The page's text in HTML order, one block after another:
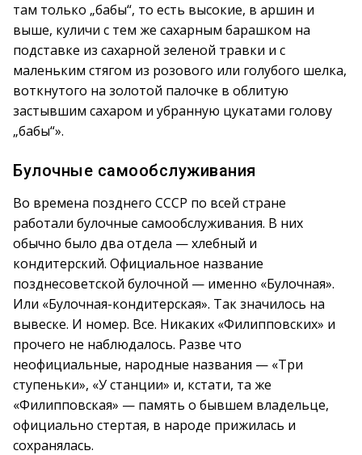
там только „бабы“, то есть высокие, в аршин и
выше, куличи с тем же сахарным барашком на
подставке из сахарной зеленой травки и с
маленьким стягом из розового или голубого шелка,
воткнутого на золотой палочке в облитую
застывшим сахаром и убранную цукатами голову
„бабы“».
Булочные самообслуживания
Во времена позднего СССР по всей стране
работали булочные самообслуживания. В них
обычно было два отдела — хлебный и
кондитерский. Официальное название
позднесоветской булочной — именно «Булочная».
Или «Булочная-кондитерская». Так значилось на
вывеске. И номер. Все. Никаких «Филипповских» и
прочего не наблюдалось. Разве что
неофициальные, народные названия — «Три
ступеньки», «У станции» и, кстати, та же
«Филипповская» — память о бывшем владельце,
официально стертая, в народе прижилась и
сохранялась.